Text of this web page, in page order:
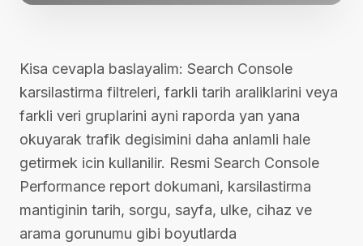
Kisa cevapla baslayalim: Search Console
karsilastirma filtreleri, farkli tarih araliklarini veya
farkli veri gruplarini ayni raporda yan yana
okuyarak trafik degisimini daha anlamli hale
getirmek icin kullanilir. Resmi Search Console
Performance report dokumani, karsilastirma
mantiginin tarih, sorgu, sayfa, ulke, cihaz ve
arama gorunumu gibi boyutlarda